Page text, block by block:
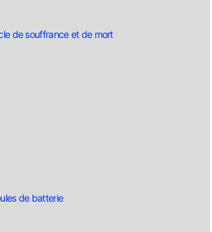
de souffrance et de mort
de batterie